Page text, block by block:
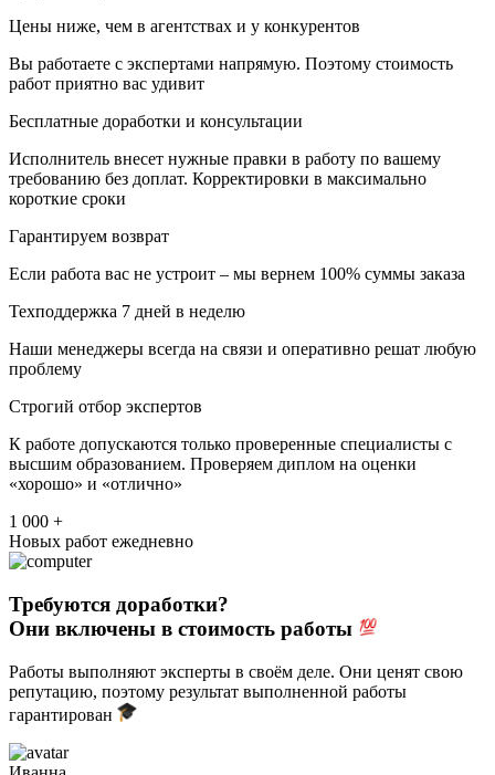
Цены ниже, чем в агентствах и у конкурентов
Вы работаете с экспертами напрямую. Поэтому стоимость
работ приятно вас удивит
Бесплатные доработки и консультации
Исполнитель внесет нужные правки в работу по вашему
требованию без доплат. Корректировки в максимально
короткие сроки
Гарантируем возврат
Если работа вас не устроит – мы вернем 100% суммы заказа
Техподдержка 7 дней в неделю
Наши менеджеры всегда на связи и оперативно решат любую
проблему
Строгий отбор экспертов
К работе допускаются только проверенные специалисты с
высшим образованием. Проверяем диплом на оценки
«хорошо» и «отлично»
1 000 +
Новых работ ежедневно
Требуются доработки?
Они включены в стоимость работы
Работы выполняют эксперты в своём деле. Они ценят свою
репутацию, поэтому результат выполненной работы
гарантирован